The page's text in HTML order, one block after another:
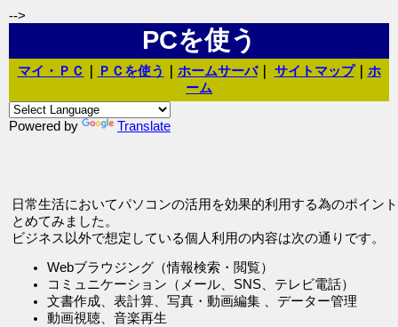
-->
PCを使う
マイ・ＰＣ ＰＣを使う ホームサーバ｜ サイトマップ｜ ホ
ーム
Powered by Translate
日常生活においてパソコンの活用を効果的利用する為のポイン
とめてみました。
ビジネス以外で想定している個人利用の内容は次の通りです。
Webブラウジング（情報検索・閲覧）
コミュニケーション（メール、SNS、テレビ電話）
文書作成、表計算、写真・動画編集 、データー管理
動画視聴、音楽再生